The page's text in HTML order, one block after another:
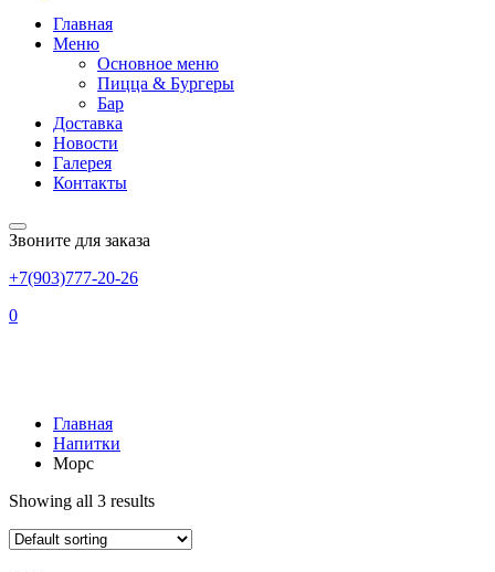
Главная
Меню
Основное меню
Пицца & Бургеры
Бар
Доставка
Новости
Галерея
Контакты
Звоните для заказа
+7(903)777-20-26
0
Главная
Напитки
Морс
Showing all 3 results